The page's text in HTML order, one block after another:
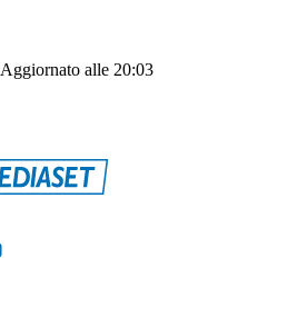
Aggiornato alle 20:03